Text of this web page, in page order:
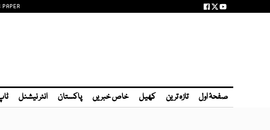
PAPER
صفحۂ اول تازہ ترین کھیل خاص خبریں پاکستان انٹر نیشنل